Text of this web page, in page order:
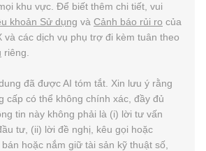
khu vực. Để biết thêm chi tiết, vui
khoản Sử dụng và Cảnh báo rủi ro của
và các dịch vụ phụ trợ đi kèm tuân theo
riêng.
đã được AI tóm tắt. Xin lưu ý rằng
cấp có thể không chính xác, đầy đủ
tin này không phải là (i) lời tư vấn
tư, (ii) lời đề nghị, kêu gọi hoặc
hoặc nắm giữ tài sản kỹ thuật số,